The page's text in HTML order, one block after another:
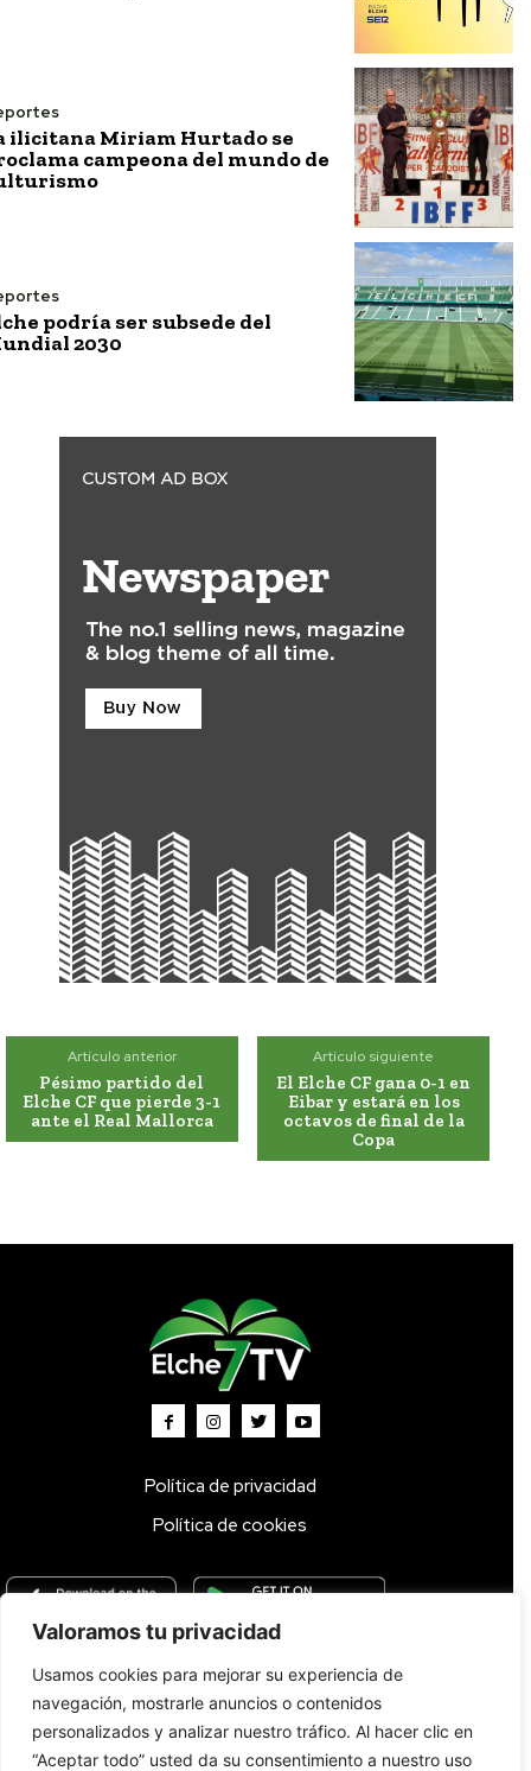
Valoramos tu privacidad
Usamos cookies para mejorar su experiencia de
navegación, mostrarle anuncios o contenidos
personalizados y analizar nuestro tráfico. Al hacer clic en
“Aceptar todo” usted da su consentimiento a nuestro uso
ilicitana Miriam Hurtado se
campeona del mundo de
podría ser subsede del
2030
Artículo anterior
Pésimo partido del
Elche CF que pierde 3-1
ante el Real Mallorca
Artículo siguiente
El Elche CF gana 0-1 en
Eibar y estará en los
octavos de final de la
Copa
Política de privacidad
Política de cookies
TV DIRECTO 🔴 Programas Parrilla
Radio
Bolsa de Trabajo Contacto